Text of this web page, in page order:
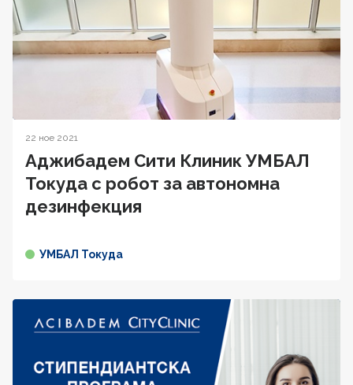
22 ное 2021
Аджибадем Сити Клиник УМБАЛ
Токуда с робот за автономна
дезинфекция
УМБАЛ Токуда